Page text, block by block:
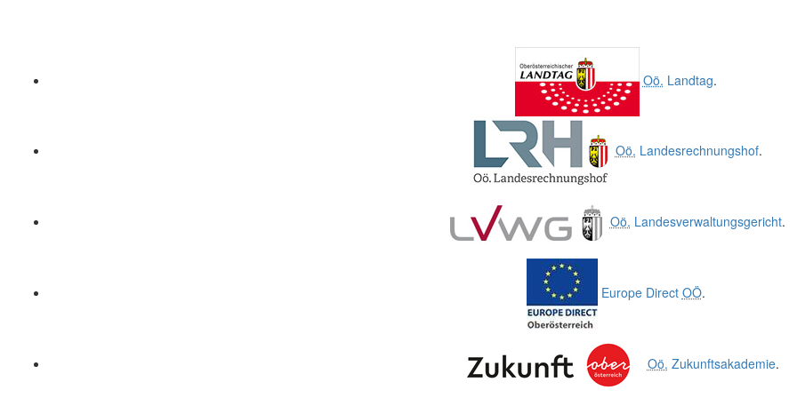
Oö. Landtag.
Oö. Landesrechnungshof.
Oö. Landesverwaltungsgericht.
Europe Direct OÖ.
Oö. Zukunftsakademie.